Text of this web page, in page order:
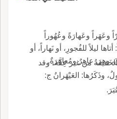
وعَهَراً وعَهارَةً وعُهُوراً
ليلاً للفُجورِ، أو نَهاراً، أو
وهي عاهِرٌ ومُعاهِرَةٌ.
الخَفيفَةُ من غير عِفَّة، وقد
وذَكَرُها: العَيْهَرانُ ج: